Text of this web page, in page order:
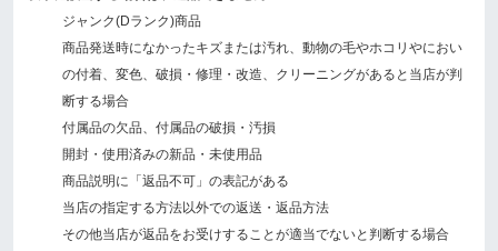
ジャンク(Dランク)商品
商品発送時になかったキズまたは汚れ、動物の毛やホコリやにおい
の付着、変色、破損・修理・改造、クリーニングがあると当店が判
断する場合
付属品の欠品、付属品の破損・汚損
開封・使用済みの新品・未使用品
商品説明に「返品不可」の表記がある
当店の指定する方法以外での返送・返品方法
その他当店が返品をお受けすることが適当でないと判断する場合